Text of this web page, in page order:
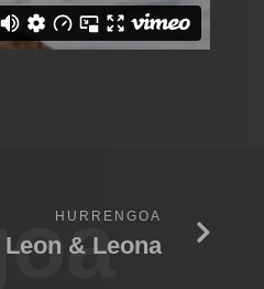
HURRENGOA
& Leona